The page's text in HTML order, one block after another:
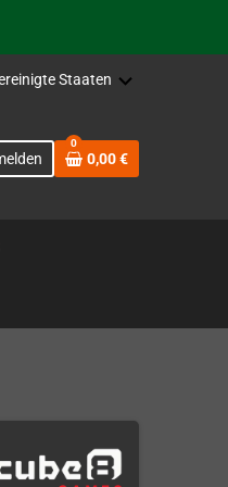
Staaten
0
0,00 €